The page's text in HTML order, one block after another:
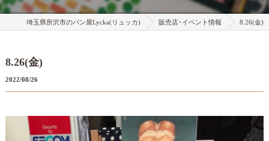
埼玉県所沢市のパン屋Lycka(リュッカ) 販売店･イベント情報 8.26(金)
8.26(金)
2022/08/26